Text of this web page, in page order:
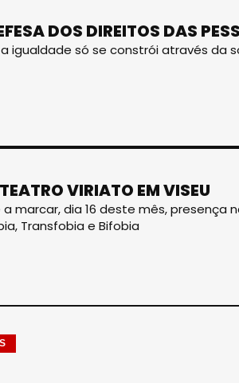
DOS DIREITOS DAS
igualdade só se constrói através da
VIRIATO EM VISEU
marcar, dia 16 deste mês, presença
Transfobia e Bifobia